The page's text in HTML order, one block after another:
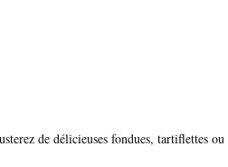
de délicieuses fondues, tartiflettes ou